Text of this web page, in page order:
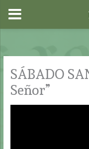
contenido
SÁBADO
Señor”